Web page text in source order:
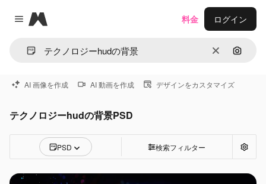
Close menu
Magnific
消去 画像で
料金 ログイン
AI 画像を作成 AI 動画を作成 デザインをカスタマイズ
テクノロジーhudの背景PSD
PSD 検索フィルター